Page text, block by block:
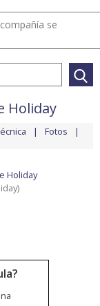
se
Holiday
Fotos
Holiday